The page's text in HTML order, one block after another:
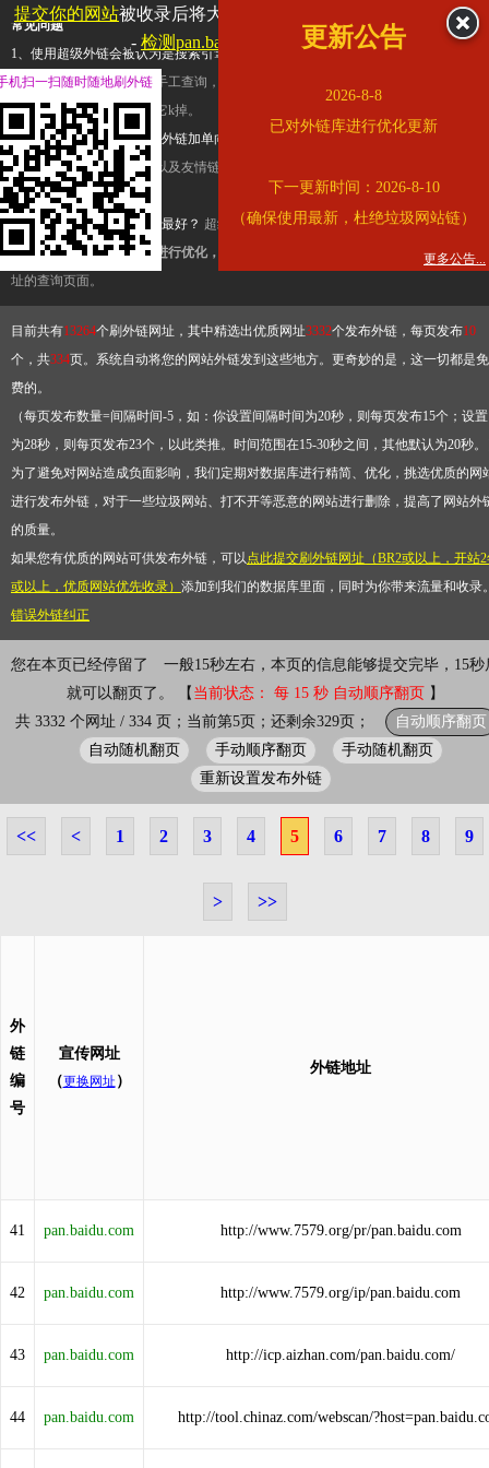
常见问题
1、使用超级外链会被认为是搜索引擎优化作弊吗？ 超级外链只是一个简便而集成
查询工具，模拟的是正常手工查询，不是作弊。如果是作弊，那您可以使用超级外
推广竞争对手的网址，让它k掉。
2、网站优化单纯依靠超级外链加单向链接可行吗？
链，需要结合普通的外链以及友情链接，您可以到站长论坛发布外链，到友情链接
台交换友情链接。
3、如何使用超级外链效果最好？ 超级外链不同于普通的外链，它是动态的链接，
有频繁使用超级外链工具进行优化，才能获得稳定的外链
，最终使搜索引擎收录带
址的查询页面。
目前共有13264个刷外链网址，其中精选出优质网址3332个发布外链，每页发布10
个，共334页。系统自动将您的网站外链发到这些地方。更奇妙的是，这一切都是免
费的。
（每页发布数量=间隔时间-5，如：你设置间隔时间为20秒，则每页发布15个；设置
为28秒，则每页发布23个，以此类推。时间范围在15-30秒之间，其他默认为20秒
为了避免对网站造成负面影响，我们定期对数据库进行精简、优化，挑选优质的网
进行发布外链，对于一些垃圾网站、打不开等恶意的网站进行删除，提高了网站外
的质量。
如果您有优质的网站可供发布外链，可以点此提交刷外链网址（BR2或以上，开站
或以上，优质网站优先收录） 添加到我们的数据库里面，同时为你带来流量和收录
错误外链纠正
您在本页已经停留了
一般15秒左右，本页的信息能够提交完毕，15秒
就可以翻页了。 【 当前状态： 每 15 秒 自动顺序翻页 】
共 3332 个网址 / 334 页；当前第5页；还剩余329页；
自动顺序翻页
自动随机翻页
手动顺序翻页
手动随机翻页
重新设置发布外链
<< < 1 2 3 4 5 6 7 8 9
> >>
外
链
编
号
宣传网址
（更换网址 ）
外链地址
41 pan.baidu.com http://www.7579.org/pr/pan.baidu.com
42 pan.baidu.com http://www.7579.org/ip/pan.baidu.com
43 pan.baidu.com http://icp.aizhan.com/pan.baidu.com/
44 pan.baidu.com http://tool.chinaz.com/webscan/
提交你的网站被收录后将大幅提升流量和外链，
查看展示页面
- 检测pan.baidu.com是否收录更新公告
2026-8-8
已对外链库进行优化更新
下一更新时间：2026-8-10
（确保使用最新，杜绝垃圾网站链）
更多公告...
机扫一扫随时随地刷外链